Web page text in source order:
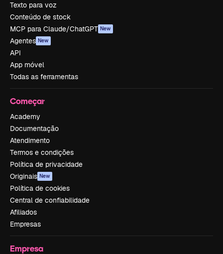
Texto para voz
Conteúdo de stock
MCP para Claude/ChatGPT New
Agentes New
API
App móvel
Todas as ferramentas
Começar
Academy
Documentação
Atendimento
Termos e condições
Política de privacidade
Originais New
Política de cookies
Central de confiabilidade
Afiliados
Empresas
Empresa